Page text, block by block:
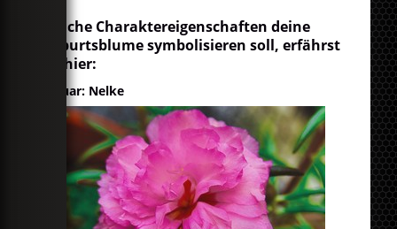
Welche Charaktereigenschaften deine
Geburtsblume symbolisieren soll, erfährst
du hier:
Januar: Nelke